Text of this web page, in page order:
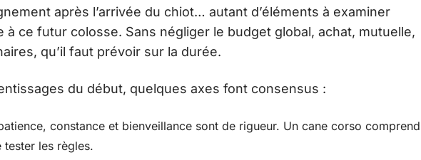
après l’arrivée du chiot… autant d’éléments à examiner
à ce futur colosse. Sans négliger le budget global, achat, mutuelle,
qu’il faut prévoir sur la durée.
du début, quelques axes font consensus :
constance et bienveillance sont de rigueur. Un cane corso comprend
les règles.